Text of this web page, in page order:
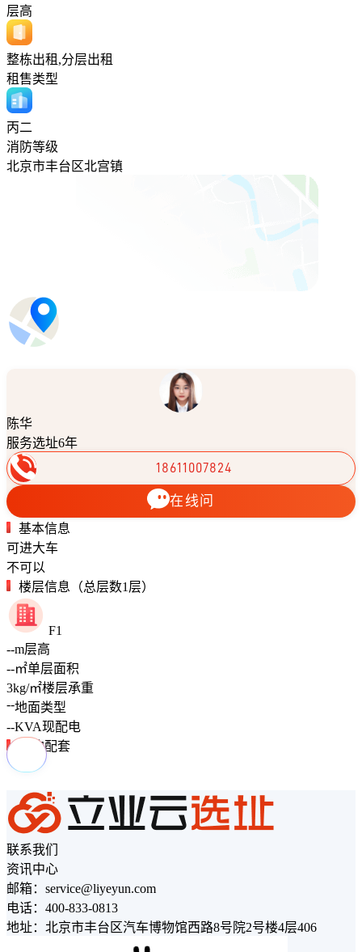
层高
整栋出租,分层出租
租售类型
丙二
消防等级
北京市丰台区北宫镇
陈华
服务选址6年
18611007824
在线问
基本信息
可进大车
不可以
楼层信息（总层数1层）
F1
--m层高
--㎡单层面积
3kg/㎡楼层承重
--地面类型
--KVA现配电
周边配套
联系我们
资讯中心
邮箱：service@liyeyun.com
电话：400-833-0813
地址：北京市丰台区汽车博物馆西路8号院2号楼4层406